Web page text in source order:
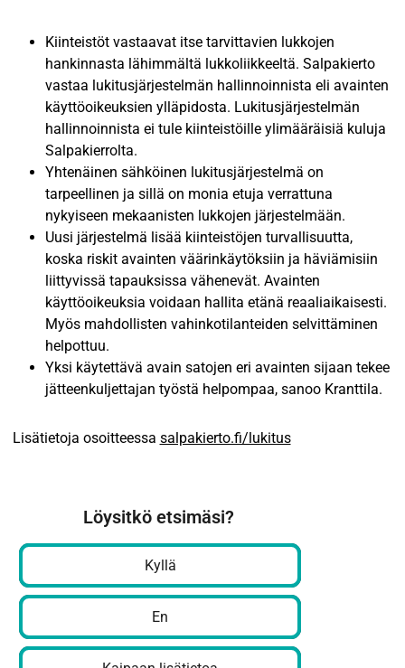
Kiinteistöt vastaavat itse tarvittavien lukkojen
hankinnasta lähimmältä lukkoliikkeeltä. Salpakierto
vastaa lukitusjärjestelmän hallinnoinnista eli avainten
käyttöoikeuksien ylläpidosta. Lukitusjärjestelmän
hallinnoinnista ei tule kiinteistöille ylimääräisiä kuluja
Salpakierrolta.
Yhtenäinen sähköinen lukitusjärjestelmä on
tarpeellinen ja sillä on monia etuja verrattuna
nykyiseen mekaanisten lukkojen järjestelmään.
Uusi järjestelmä lisää kiinteistöjen turvallisuutta,
koska riskit avainten väärinkäytöksiin ja häviämisiin
liittyvissä tapauksissa vähenevät. Avainten
käyttöoikeuksia voidaan hallita etänä reaaliaikaisesti.
Myös mahdollisten vahinkotilanteiden selvittäminen
helpottuu.
Yksi käytettävä avain satojen eri avainten sijaan tekee
jätteenkuljettajan työstä helpompaa, sanoo Kranttila.
Lisätietoja osoitteessa salpakierto.fi/lukitus
Löysitkö etsimäsi?
Kyllä
En